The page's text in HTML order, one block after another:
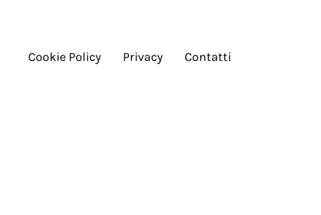
Cookie Policy Privacy Contatti